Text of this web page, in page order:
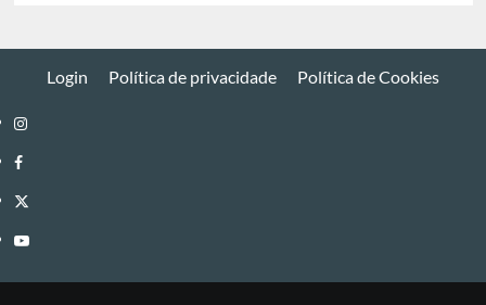
Login Política de privacidade Política de Cookies
Instagram
Facebook
Twitter
Youtube